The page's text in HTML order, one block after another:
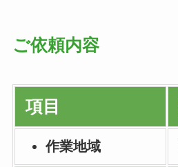
ご依頼内容
項目
作業地域